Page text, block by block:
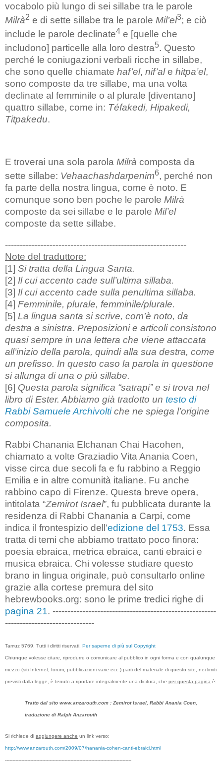
vocabolo più lungo di sei sillabe tra le parole
Milrà2 e di sette sillabe tra le parole Mil’el3; e ciò
include le parole declinate4 e [quelle che
includono] particelle alla loro destra5. Questo
perché le coniugazioni verbali ricche in sillabe,
che sono quelle chiamate haf’el, nif’ale hitpa’el,
sono composte da tre sillabe, ma una volta
declinate al femminile o al plurale [diventano]
quattro sillabe, come in: Téfakedi, Hipakedi,
Titpakedu.
E troverai una sola parola Milrà composta da
sette sillabe: Vehaachashdarpenim6, perché non
fa parte della nostra lingua, come è noto. E
comunque sono ben poche le parole Milrà
composte da sei sillabe e le parole Mil’el
composte da sette sillabe.
-------------------------------------------------------------
Note del traduttore:
[1] Si tratta della Lingua Santa.
[2] Il cui accento cade sull’ultima sillaba.
[3] Il cui accento cade sulla penultima sillaba.
[4] Femminile, plurale, femminile/plurale.
[5] La lingua santa si scrive, com’è noto, da
destra a sinistra. Preposizioni e articoli consistono
quasi sempre in una lettera che viene attaccata
all’inizio della parola, quindi alla sua destra, come
un prefisso. In questo caso la parola in questione
si allunga di una o più sillabe.
[6] Questa parola significa “satrapi” e si trova nel
libro di Ester. Abbiamo già tradotto un testo di
Rabbi Samuele Archivoltiche ne spiega l’origine
composita.
Rabbi Chanania Elchanan Chai Hacohen,
chiamato a volte Graziadio Vita Anania Coen,
visse circa due secoli fa e fu rabbino a Reggio
Emilia e in altre comunità italiane. Fu anche
rabbino capo di Firenze. Questa breve opera,
intitolata “Zemirot Israel”, fu pubblicata durante la
residenza di Rabbi Chanania a Carpi, come
indica il frontespizio dell’edizione del 1753. Essa
tratta di temi che abbiamo trattato poco finora:
poesia ebraica, metrica ebraica, canti ebraici e
musica ebraica. Chi volesse studiare questo
brano in lingua originale, può consultarlo online
grazie alla cortese premura del sito
hebrewbooks.org: sono le prime tredici righe di
pagina 21. -------------------------------------------------------
------------------------------
Tamuz 5769. Tutti i diritti riservati. Per saperne di più sul Copyright
Chiunque volesse citare, riprodurre o comunicare al pubblico in ogni forma e con qualunque
mezzo (siti Internet, forum, pubblicazioni varie ecc.) parti del materiale di questo sito, nei limiti
previsti dalla legge, è tenuto a riportare integralmente una dicitura, che per questa pagina è:
Tratto dal sito www.anzarouth.com : Zemirot Israel, Rabbi Anania Coen,
traduzione di Ralph Anzarouth
Si richiede di aggiungere anche un link verso:
http://www.anzarouth.com/2009/07/hanania-cohen-canti-ebraici.html
-------------------------------------------------------------------------------------